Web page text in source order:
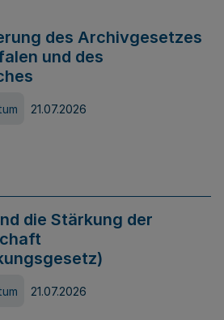
des Archivgesetzes
und des
21.07.2026
die Stärkung der
21.07.2026